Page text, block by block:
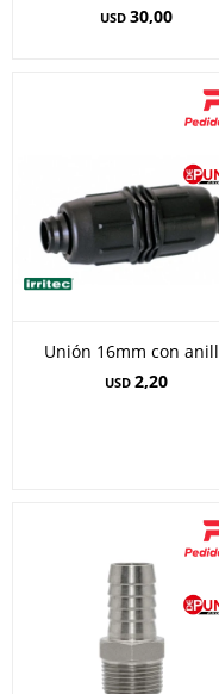
USD 30,00
Unión 16mm con
USD 2,20